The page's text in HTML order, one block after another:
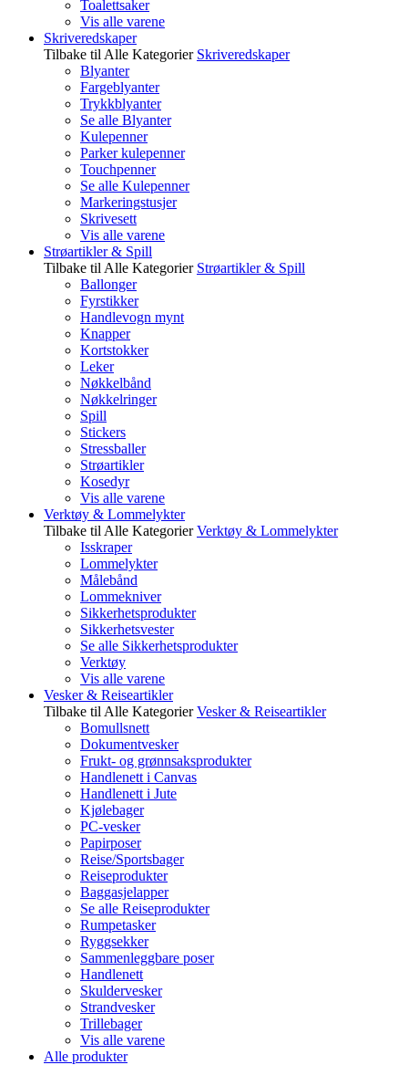
Toalettsaker
Vis alle varene
Skriveredskaper
Tilbake til Alle Kategorier Skriveredskaper
Blyanter
Fargeblyanter
Trykkblyanter
Se alle Blyanter
Kulepenner
Parker kulepenner
Touchpenner
Se alle Kulepenner
Markeringstusjer
Skrivesett
Vis alle varene
Strøartikler & Spill
Tilbake til Alle Kategorier Strøartikler & Spill
Ballonger
Fyrstikker
Handlevogn mynt
Knapper
Kortstokker
Leker
Nøkkelbånd
Nøkkelringer
Spill
Stickers
Stressballer
Strøartikler
Kosedyr
Vis alle varene
Verktøy & Lommelykter
Tilbake til Alle Kategorier Verktøy & Lommelykter
Isskraper
Lommelykter
Målebånd
Lommekniver
Sikkerhetsprodukter
Sikkerhetsvester
Se alle Sikkerhetsprodukter
Verktøy
Vis alle varene
Vesker & Reiseartikler
Tilbake til Alle Kategorier Vesker & Reiseartikler
Bomullsnett
Dokumentvesker
Frukt- og grønnsaksprodukter
Handlenett i Canvas
Handlenett i Jute
Kjølebager
PC-vesker
Papirposer
Reise/Sportsbager
Reiseprodukter
Baggasjelapper
Se alle Reiseprodukter
Rumpetasker
Ryggsekker
Sammenleggbare poser
Handlenett
Skuldervesker
Strandvesker
Trillebager
Vis alle varene
Alle produkter